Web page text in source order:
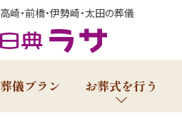
高崎・前橋・伊勢崎・太田の葬儀
葬儀プラン お葬式を行う